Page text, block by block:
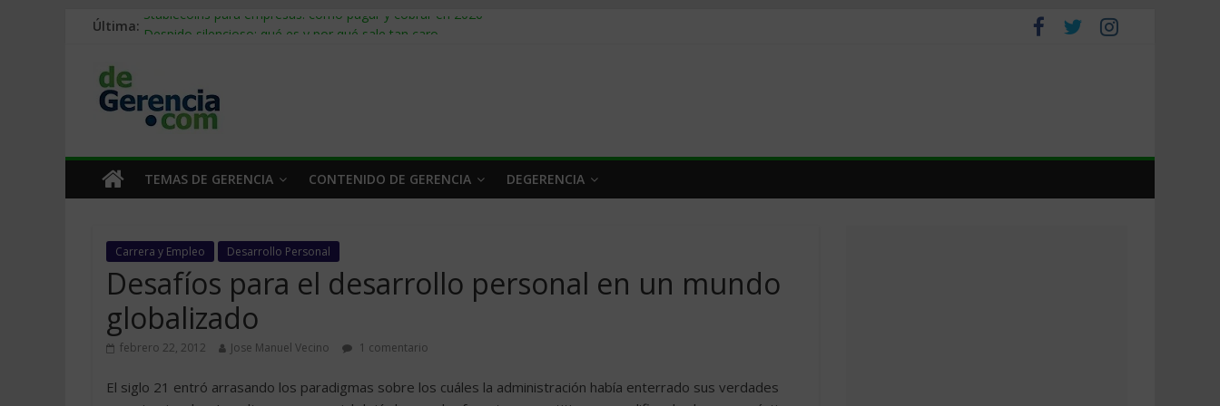
Última: Stablecoins para empresas: cómo pagar y cobrar en 2026
Trabajo forzoso en la cadena de suministro: qué hacer
Mercado hispano de EE. UU.: cómo segmentarlo y venderle
TEMAS DE GERENCIA CONTENIDO DE GERENCIA DEGERENCIA
Carrera y Empleo Desarrollo Personal
Desafíos para el desarrollo personal en un mundo
globalizado
febrero 22, 2012 Jose Manuel Vecino 1 comentario
El siglo 21 entró arrasando los paradigmas sobre los cuáles la administración había enterrado sus verdades